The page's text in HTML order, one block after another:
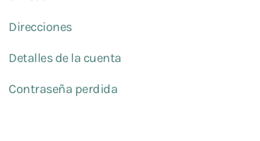
Direcciones
Detalles de la cuenta
Contraseña perdida